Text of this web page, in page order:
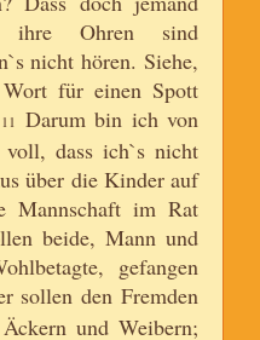
ihre Ohren sind
nicht hören. Siehe,
für einen Spott
11
Darum bin ich von
dass ich`s nicht
über die Kinder auf
Mannschaft im Rat
beide, Mann und
gefangen
sollen den Fremden
und Weibern;